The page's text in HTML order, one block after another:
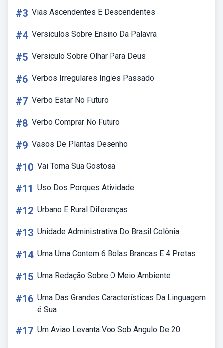
#3 Vias Ascendentes E Descendentes
#4 Versiculos Sobre Ensino Da Palavra
#5 Versiculo Sobre Olhar Para Deus
#6 Verbos Irregulares Ingles Passado
#7 Verbo Estar No Futuro
#8 Verbo Comprar No Futuro
#9 Vasos De Plantas Desenho
#10 Vai Toma Sua Gostosa
#11 Uso Dos Porques Atividade
#12 Urbano E Rural Diferenças
#13 Unidade Administrativa Do Brasil Colônia
#14 Uma Urna Contem 6 Bolas Brancas E 4 Pretas
#15 Uma Redação Sobre O Meio Ambiente
#16 Uma Das Grandes Características Da Linguagem
é Sua
#17 Um Aviao Levanta Voo Sob Angulo De 20